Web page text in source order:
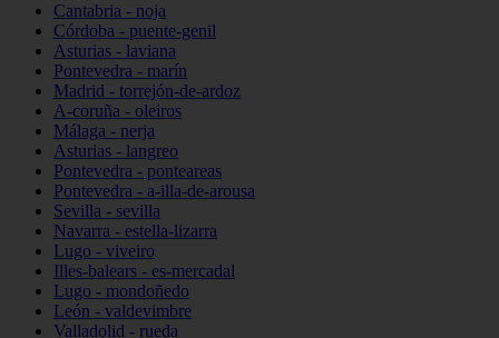
Cantabria - noja
Córdoba - puente-genil
Asturias - laviana
Pontevedra - marín
Madrid - torrejón-de-ardoz
A-coruña - oleiros
Málaga - nerja
Asturias - langreo
Pontevedra - ponteareas
Pontevedra - a-illa-de-arousa
Sevilla - sevilla
Navarra - estella-lizarra
Lugo - viveiro
Illes-balears - es-mercadal
Lugo - mondoñedo
León - valdevimbre
Valladolid - rueda